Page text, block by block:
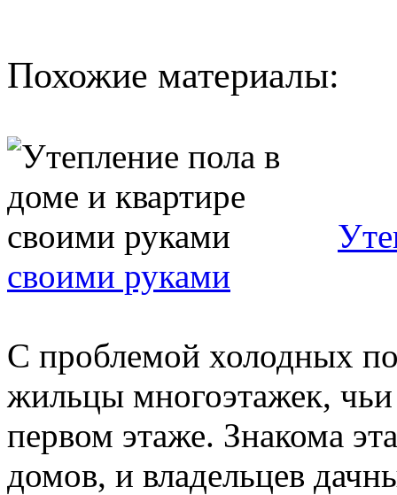
Похожие материалы:
своими руками
С проблемой холодных
жильцы многоэтажек,
первом этаже. Знакома
домов, и владельцев